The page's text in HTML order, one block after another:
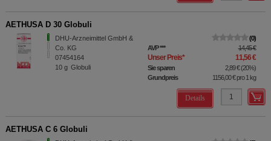
AETHUSA D 30 Globuli
DHU-Arzneimittel GmbH &
Co. KG
07454164
10 g Globuli
0
AVP*** 14,45 €
Unser Preis* 11,56 €
Sie sparen 2,89 €(20%)
Grundpreis
1156,00 €pro 1 kg
Details
AETHUSA C 6 Globuli